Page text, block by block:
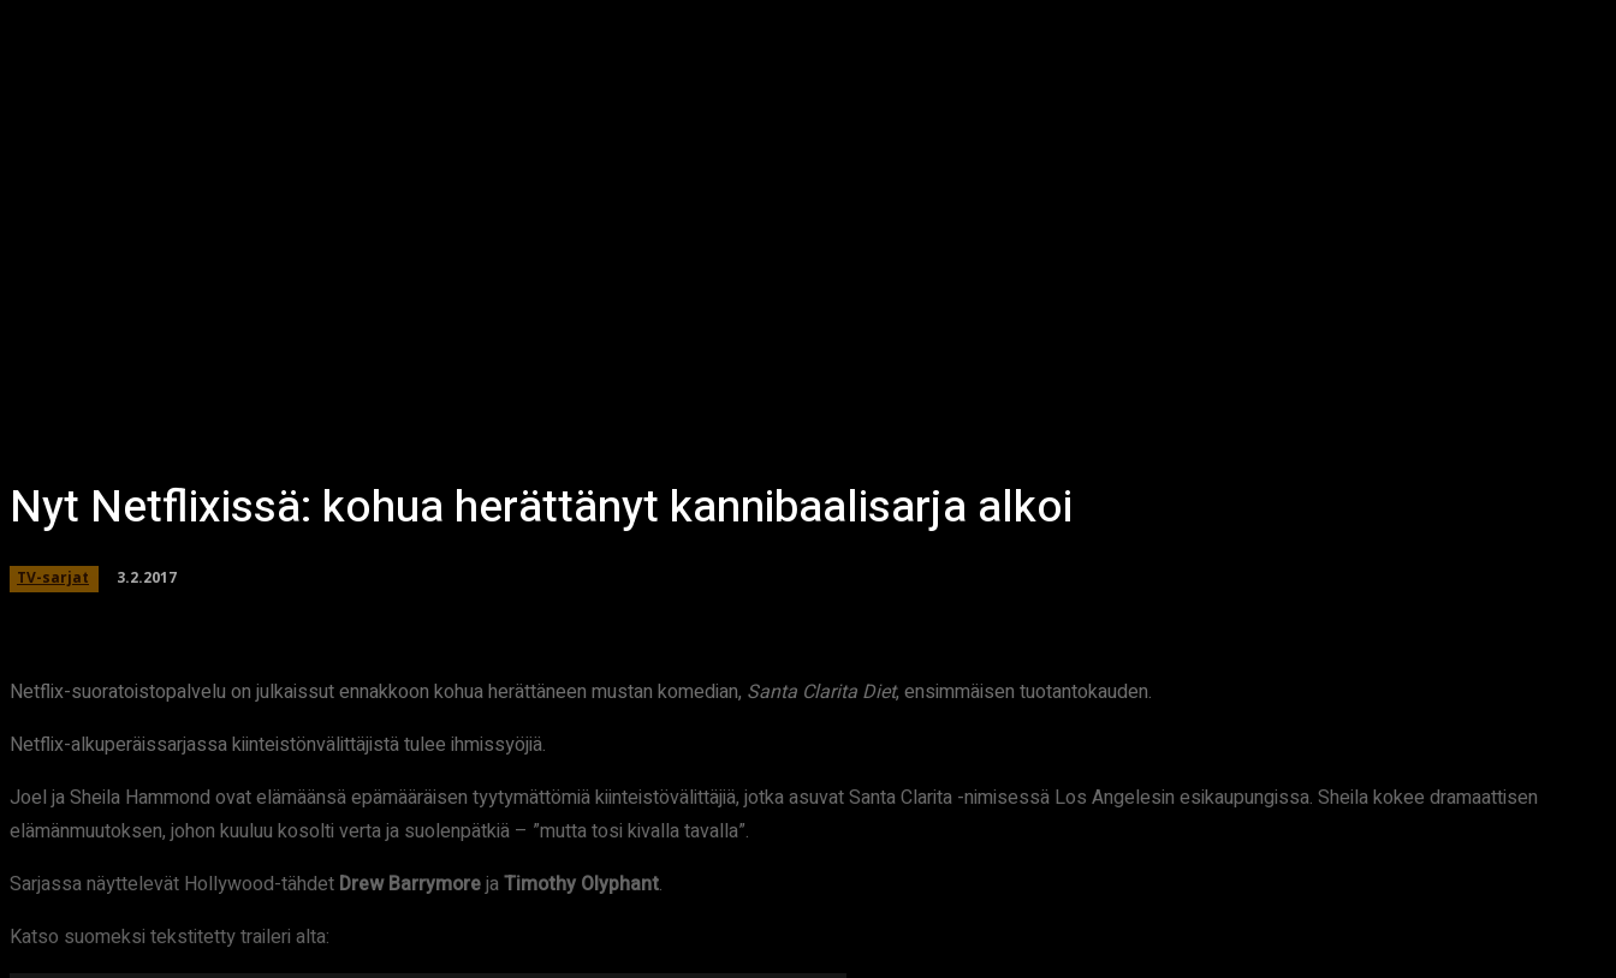
Nyt Netflixissä: kohua herättänyt kannibaalisarja alkoi
TV-sarjat 3.2.2017
Netflix-suoratoistopalvelu on julkaissut ennakkoon kohua herättäneen mustan komedian, Santa Clarita Diet, ensimmäisen tuotantokauden.
Netflix-alkuperäissarjassa kiinteistönvälittäjistä tulee ihmissyöjiä.
Joel ja Sheila Hammond ovat elämäänsä epämääräisen tyytymättömiä kiinteistövälittäjiä, jotka asuvat Santa Clarita -nimisessä Los Angelesin esikaupungissa. Sheila kokee dramaattisen
elämänmuutoksen, johon kuuluu kosolti verta ja suolenpätkiä – ”mutta tosi kivalla tavalla”.
Sarjassa näyttelevät Hollywood-tähdet Drew BarrymorejaTimothy Olyphant.
Katso suomeksi tekstitetty traileri alta: